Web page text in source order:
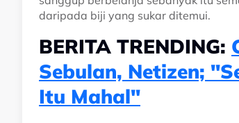
daripada biji yang sukar ditemui.
BERITA TRENDING:
Sebulan, Netizen;
Itu Mahal"